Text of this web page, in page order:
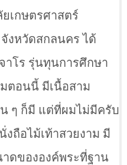
เกษตรศาสตร์
งหวัดสกลนคร ได้
าโร รุ่นทุนการศึกษา
ตอนนี้ มีเนื้อสาม
ๆ ก็มี แต่ที่ผมไม่มีครับ
ถือไม้เท้าสวยงาม มี
ดขององค์พระที่ฐาน